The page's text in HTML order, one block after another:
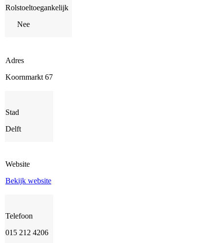
Rolstoeltoegankelijk
Nee
Adres
Koornmarkt 67
Stad
Delft
Website
Bekijk website
Telefoon
015 212 4206